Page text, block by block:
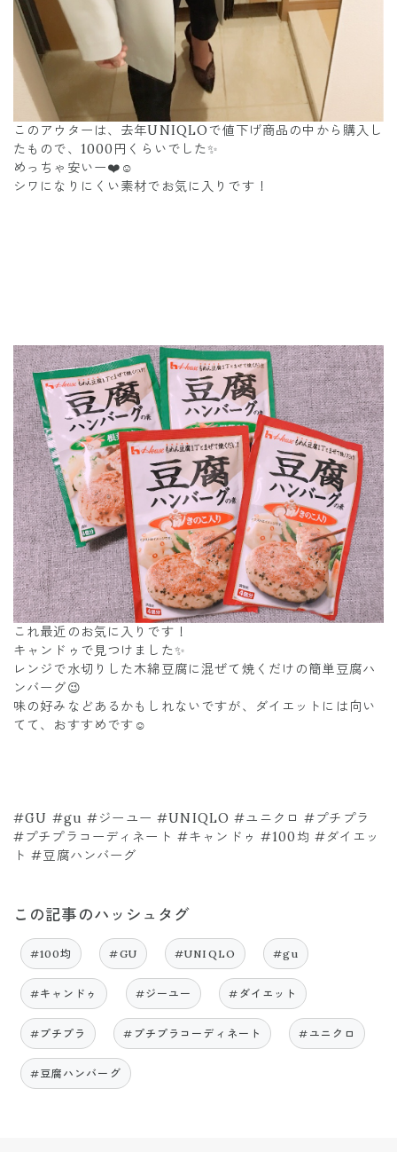
このアウターは、去年UNIQLOで値下げ商品の中から購入し
たもので、1000円くらいでした✨
めっちゃ安いー❤️☺️
シワになりにくい素材でお気に入りです！
これ最近のお気に入りです！
キャンドゥで見つけました✨
レンジで水切りした木綿豆腐に混ぜて焼くだけの簡単豆腐ハ
ンバーグ😉
味の好みなどあるかもしれないですが、ダイエットには向い
てて、おすすめです☺️
#GU #gu #ジーユー #UNIQLO #ユニクロ #プチプラ
#プチプラコーディネート #キャンドゥ #100均 #ダイエッ
ト #豆腐ハンバーグ
この記事のハッシュタグ
#100均 #GU #UNIQLO #gu
#キャンドゥ #ジーユー #ダイエット
#プチプラ #プチプラコーディネート #ユニクロ
#豆腐ハンバーグ